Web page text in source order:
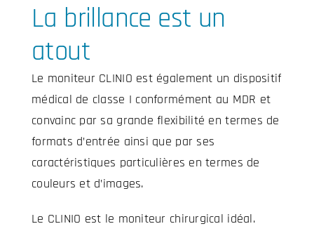
La brillance est un
atout
Le moniteur CLINIO est également un dispositif
médical de classe I conformément au MDR et
convainc par sa grande flexibilité en termes de
formats d’entrée ainsi que par ses
caractéristiques particulières en termes de
couleurs et d’images.
Le CLINIO est le moniteur chirurgical idéal.